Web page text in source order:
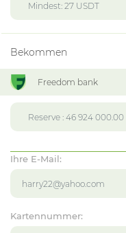
Bekommen
Freedom bank
Ihre E-Mail:
Kartennummer: